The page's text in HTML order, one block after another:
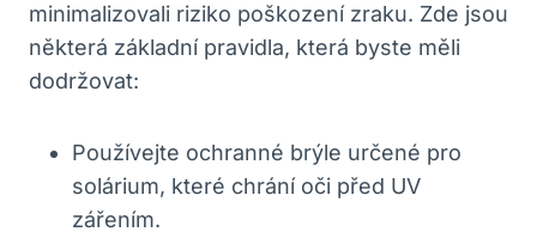
minimalizovali riziko poškození zraku. Zde⁣ jsou
některá základní pravidla, která byste měli
dodržovat:
Používejte‍ ochranné brýle určené‌ pro
solárium,⁣ které chrání oči před UV
zářením.